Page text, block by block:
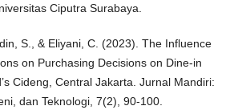
Ciputra Surabaya.
S., & Eliyani, C. (2023). The Influence
on Purchasing Decisions on Dine-in
Cideng, Central Jakarta. Jurnal Mandiri:
dan Teknologi, 7(2), 90-100.